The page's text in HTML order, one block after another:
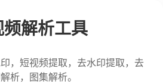
解析工具
，短视频提取，去水印提取，去
析，图集解析。